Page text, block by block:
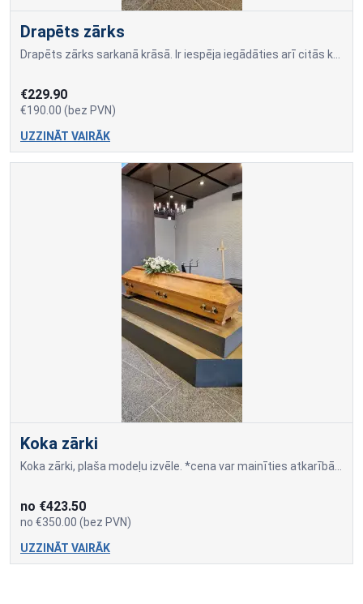
Drapēts zārks
Drapēts zārks sarkanā krāsā. Ir iespēja iegādāties arī citās krāsās.
€229.90
€190.00 (bez PVN)
UZZINĀT VAIRĀK
Koka zārki
Koka zārki, plaša modeļu izvēle. *cena var mainīties atkarībā no izvēlētā modeļa.
no €423.50
no €350.00 (bez PVN)
UZZINĀT VAIRĀK